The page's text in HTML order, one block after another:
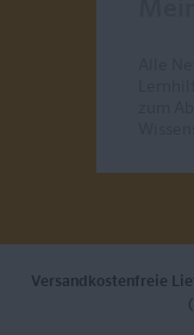
Versandkostenfreie